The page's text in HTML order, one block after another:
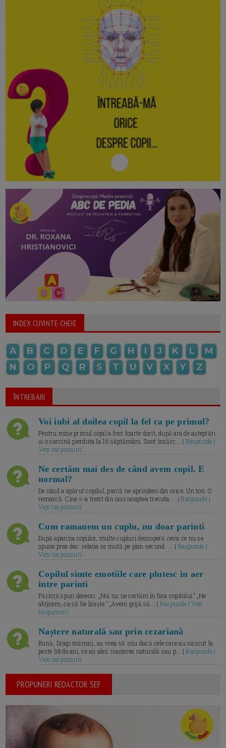
INDEX CUVINTE CHEIE
A B C D E F G H I J K L
M
N
O P Q R S T U V X Y Z
ÎNTREBARI
Voi iubi al doilea copil la fel ca pe primul?
Pentru mine primul copil a fost foarte dorit, după ani de așteptări
și o sarcină pierduta la 16 săptămâni. Sunt însărc... | Raspunde |
Vezi raspunsuri
Ne certăm mai des de când avem copil. E
normal?
De când a apărut copilul, parcă ne aprindem din orice. Un ton. O
remarcă. Cine s-a trezit din nou noaptea trecuta.... |Raspunde |
Vezi raspunsuri
Cum ramanem un cuplu, nu doar parinti
După apariția copiilor, multe cupluri descoperă ceva ce nu se
spune prea des: relația se mută pe plan secund. ... |Raspunde |
Vezi raspunsuri
Copilul simte emotiile care plutesc in aer
intre parinti
Părinții spun deseori: „Noi nu ne certăm în fața copilului.” „Ne
abținem, ca să fie liniște.” „Avem grijă să... | Raspunde | Vezi
raspunsuri
Naștere naturală sau prin cezariană
Bună, Dragi mămici, aș vrea să știu dacă cele care au născut la
peste 38 de ani, ce ați ales: nașterea naturală sau p... |Raspunde |
Vezi raspunsuri
PROPUNERI REDACTOR SEF